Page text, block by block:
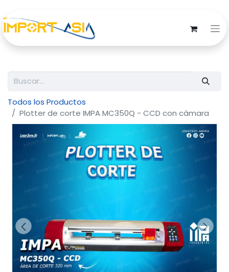
Todos los Productos
Plotter de corte IMPA MC350Q - CCD con cámara